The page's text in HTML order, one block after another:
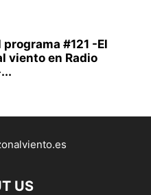
#121 -El
viento en Radio
US